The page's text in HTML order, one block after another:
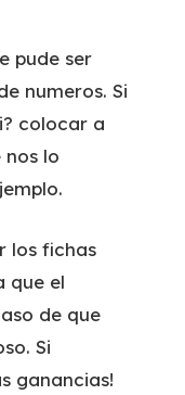
pude ser
numeros. Si
colocar a
lo
los fichas
que el
de que
Si
ganancias!